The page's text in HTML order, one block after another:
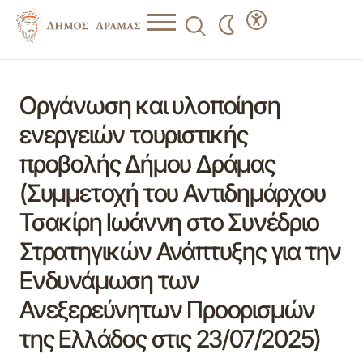
Οργάνωση και υλοποίηση
ενεργειών τουριστικής
προβολής Δήμου Δράμας
(Συμμετοχή του Αντιδημάρχου
Τσακίρη Ιωάννη στο Συνέδριο
Στρατηγικών Ανάπτυξης για την
Ενδυνάμωση των
Ανεξερεύνητων Προορισμών
της Ελλάδος στις 23/07/2025)